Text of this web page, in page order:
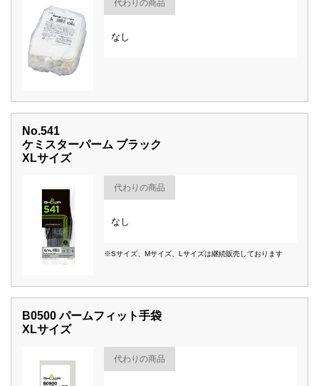
代わりの商品
なし
No.541
ケミスターパーム ブラック
XLサイズ
代わりの商品
なし
※Sサイズ、Mサイズ、Lサイズは継続販売しております
B0500 パームフィット手袋
XLサイズ
代わりの商品